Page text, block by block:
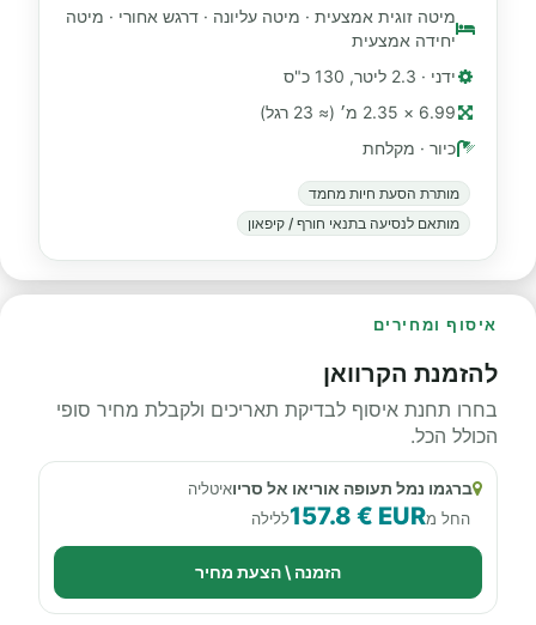
מיטה זוגית אמצעית · מיטה עליונה · דרגש אחורי · מיטה
יחידה אמצעית
ידני · 2.3 ליטר, 130 כ"ס
6.99 × 2.35 מ׳ (≈ 23 רגל)
כיור · מקלחת
מותרת הסעת חיות מחמד
מותאם לנסיעה בתנאי חורף / קיפאון
איסוף ומחירים
להזמנת הקרוואן
בחרו תחנת איסוף לבדיקת תאריכים ולקבלת מחיר סופי
הכולל הכל.
ברגמו נמל תעופה אוריאו אל סריואיטליה
החל מ157.8 € EURללילה
הזמנה \ הצעת מחיר